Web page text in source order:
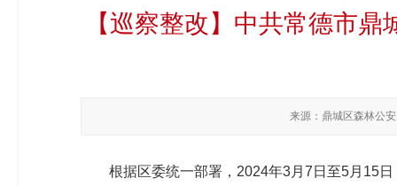
【巡察整改】中共常德市
来源：鼎城区森林公
根据区委统一部署，2024年3月7日至5月15